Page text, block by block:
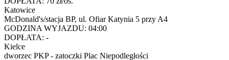
Katowice
McDonald's/stacja BP, ul. Ofiar Katynia 5 przy A4
GODZINA WYJAZDU: 04:00
DOPŁATA: -
Kielce
dworzec PKP - zatoczki Plac Niepodległości